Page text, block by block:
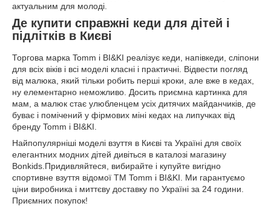
актуальним для молоді.
Де купити справжні кеди для дітей і
підлітків в Києві
Торгова марка Tomm і BI&KI реалізує кеди, напівкеди, сліпони
для всіх віків і всі моделі класні і практичні. Відвести погляд
від малюка, який тільки робить перші кроки, але вже в кедах,
ну елементарно неможливо. Досить приємна картинка для
мам, а малюк стає улюбленцем усіх дитячих майданчиків, де
буває і помічений у фірмових міні кедах на липучках від
бренду Tomm і BI&KI.
Найпопулярніші моделі взуття в Києві та Україні для своїх
елегантних модних дітей дивіться в каталозі магазину
Bonkids.Придивляйтеся, вибирайте і купуйте вигідно
спортивне взуття відомої ТМ Tomm і BI&KI. Ми гарантуємо
ціни виробника і миттєву доставку по Україні за 24 години.
Приємних покупок!